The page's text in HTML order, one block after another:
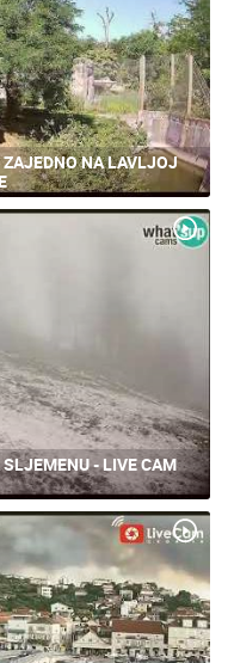
NA LAVLJOJ
- LIVE CAM